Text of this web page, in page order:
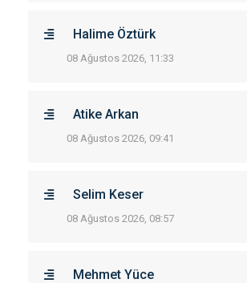
Halime Öztürk
08 Ağustos 2026, 11:33
Atike Arkan
08 Ağustos 2026, 09:41
Selim Keser
08 Ağustos 2026, 08:57
Mehmet Yüce